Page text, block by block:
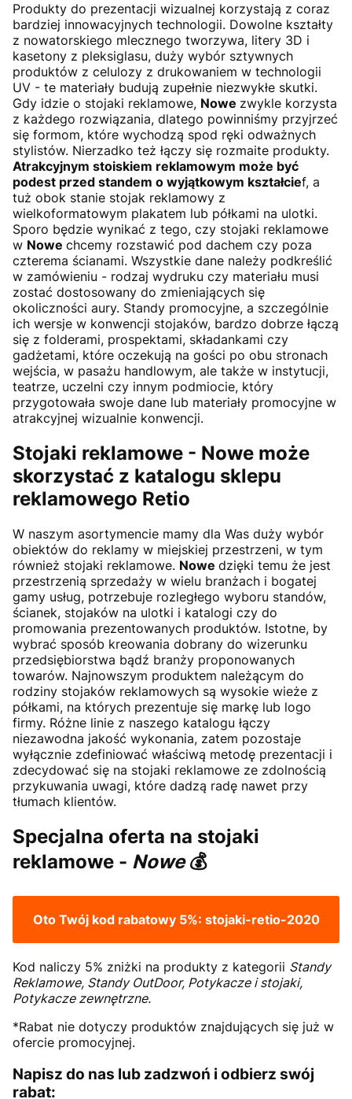
Produkty do prezentacji wizualnej korzystają z coraz
bardziej innowacyjnych technologii. Dowolne kształty
z nowatorskiego mlecznego tworzywa, litery 3D i
kasetony z pleksiglasu, duży wybór sztywnych
produktów z celulozy z drukowaniem w technologii
UV - te materiały budują zupełnie niezwykłe skutki.
Gdy idzie o stojaki reklamowe, Nowe zwykle korzysta
z każdego rozwiązania, dlatego powinniśmy przyjrzeć
się formom, które wychodzą spod ręki odważnych
stylistów. Nierzadko też łączy się rozmaite produkty.
Atrakcyjnym stoiskiem reklamowym może być
podest przed standem o wyjątkowym kształcief, a
tuż obok stanie stojak reklamowy z
wielkoformatowym plakatem lub półkami na ulotki.
Sporo będzie wynikać z tego, czy stojaki reklamowe
w Nowe chcemy rozstawić pod dachem czy poza
czterema ścianami. Wszystkie dane należy podkreślić
w zamówieniu - rodzaj wydruku czy materiału musi
zostać dostosowany do zmieniających się
okoliczności aury. Standy promocyjne, a szczególnie
ich wersje w konwencji stojaków, bardzo dobrze łączą
się z folderami, prospektami, składankami czy
gadżetami, które oczekują na gości po obu stronach
wejścia, w pasażu handlowym, ale także w instytucji,
teatrze, uczelni czy innym podmiocie, który
przygotowała swoje dane lub materiały promocyjne w
atrakcyjnej wizualnie konwencji.
Stojaki reklamowe - Nowe może
skorzystać z katalogu sklepu
reklamowego Retio
W naszym asortymencie mamy dla Was duży wybór
obiektów do reklamy w miejskiej przestrzeni, w tym
również stojaki reklamowe. Nowe dzięki temu że jest
przestrzenią sprzedaży w wielu branżach i bogatej
gamy usług, potrzebuje rozległego wyboru standów,
ścianek, stojaków na ulotki i katalogi czy do
promowania prezentowanych produktów. Istotne, by
wybrać sposób kreowania dobrany do wizerunku
przedsiębiorstwa bądź branży proponowanych
towarów. Najnowszym produktem należącym do
rodziny stojaków reklamowych są wysokie wieże z
półkami, na których prezentuje się markę lub logo
firmy. Różne linie z naszego katalogu łączy
niezawodna jakość wykonania, zatem pozostaje
wyłącznie zdefiniować właściwą metodę prezentacji i
zdecydować się na stojaki reklamowe ze zdolnością
przykuwania uwagi, które dadzą radę nawet przy
tłumach klientów.
Specjalna oferta na stojaki
reklamowe - Nowe💰
Oto Twój kod rabatowy 5%: stojaki-retio-2020
Kod naliczy 5% zniżki na produkty z kategorii Standy
Reklamowe, Standy OutDoor, Potykacze i stojaki,
Potykacze zewnętrzne.
*Rabat nie dotyczy produktów znajdujących się już w
ofercie promocyjnej.
Napisz do nas lub zadzwoń i odbierz swój
rabat: